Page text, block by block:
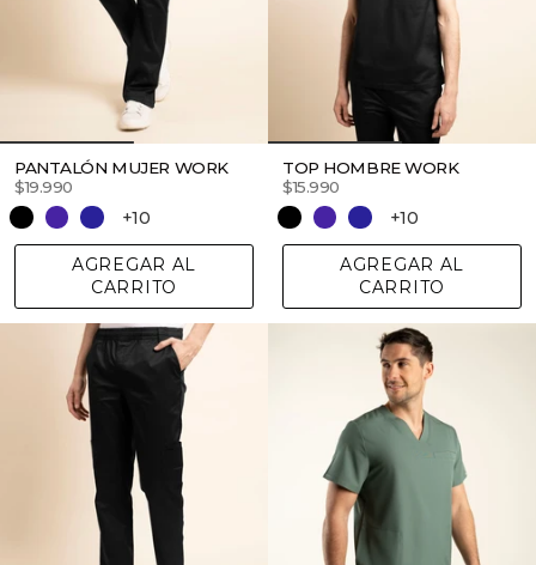
PANTALÓN MUJER WORK
$19.990
+10
AGREGAR AL
CARRITO
TOP HOMBRE WORK
$15.990
+10
AGREGAR AL
CARRITO